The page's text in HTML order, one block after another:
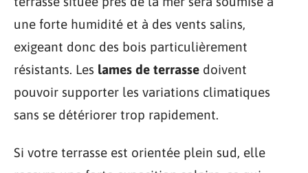
une forte humidité et à des vents salins,
exigeant donc des bois particulièrement
résistants. Les lames de terrasse doivent
pouvoir supporter les variations climatiques
sans se détériorer trop rapidement.
Si votre terrasse est orientée plein sud, elle